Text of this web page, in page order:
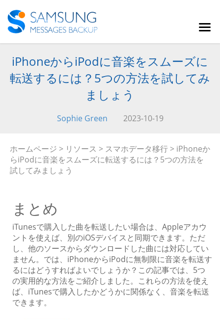
iPhoneからiPodに音楽をスムーズに
転送するには？5つの方法を試してみ
ましょう
Sophie Green 2023-10-19
ホームページ > リソース > スマホデータ移行 > iPhoneか
らiPodに音楽をスムーズに転送するには？5つの方法を
試してみましょう
まとめ
iTunesで購入した曲を転送したい場合は、Appleアカウ
ントを使えば、別のiOSデバイスと同期できます。ただ
し、他のソースからダウンロードした曲には対応してい
ません。では、iPhoneからiPodに無制限に音楽を転送す
るにはどうすればよいでしょうか？この記事では、5つ
の実用的な方法をご紹介しました。これらの方法を使え
ば、iTunesで購入したかどうかに関係なく、音楽を転送
できます。